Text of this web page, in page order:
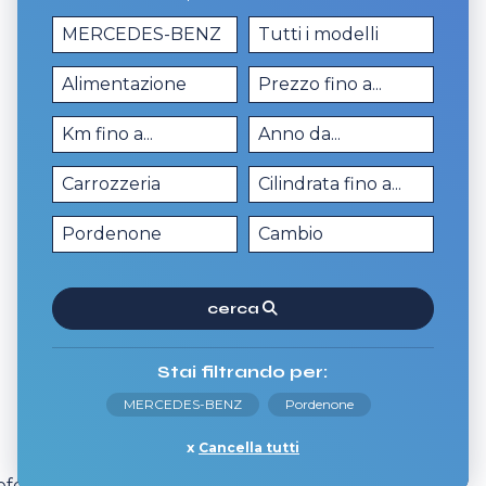
cerca
Stai filtrando per:
MERCEDES-BENZ Pordenone
Cancella tutti